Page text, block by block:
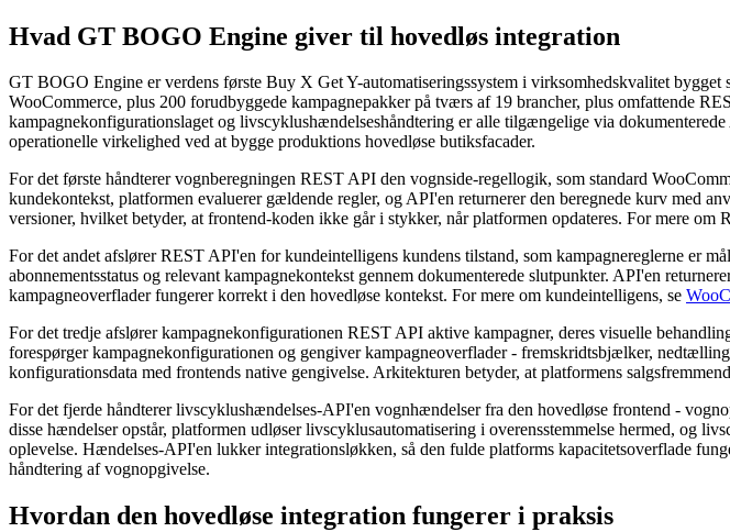
Hvad GT BOGO Engine giver til hovedløs integration
GT BOGO Engine er verdens første Buy X Get Y-automatiseringssystem i virksomhedskvalitet
WooCommerce, plus 200 forudbyggede kampagnepakker på tværs af 19 brancher, plus omfattende
kampagnekonfigurationslaget og livscyklushændelseshåndtering er alle tilgængelige via
operationelle virkelighed ved at bygge produktions hovedløse butiksfacader.
For det første håndterer vognberegningen REST API den vognside-regellogik, som standard
kundekontekst, platformen evaluerer gældende regler, og API'en returnerer den beregnede kurv med
versioner, hvilket betyder, at frontend-koden ikke går i stykker, når platformen opdateres. For mere om
For det andet afslører REST API'en for kundeintelligens kundens tilstand, som kampagnereglerne er
abonnementsstatus og relevant kampagnekontekst gennem dokumenterede slutpunkter. API'en
kampagneoverflader fungerer korrekt i den hovedløse kontekst. For mere om kundeintelligens, se
For det tredje afslører kampagnekonfigurationen REST API aktive kampagner, deres visuelle
forespørger kampagnekonfigurationen og gengiver kampagneoverflader - fremskridtsbjælker,
konfigurationsdata med frontends native gengivelse. Arkitekturen betyder, at platformens
For det fjerde håndterer livscyklushændelses-API'en vognhændelser fra den hovedløse frontend -
disse hændelser opstår, platformen udløser livscyklusautomatisering i overensstemmelse hermed, og
oplevelse. Hændelses-API'en lukker integrationsløkken, så den fulde platforms kapacitetsoverflade
håndtering af vognopgivelse.
Hvordan den hovedløse integration fungerer i praksis